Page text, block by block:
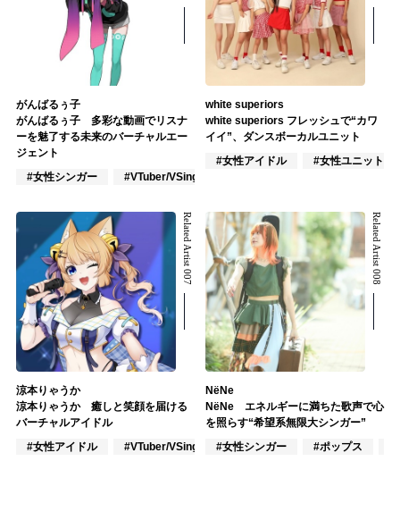
がんばるぅ子
がんばるぅ子 多彩な動画でリスナ
ーを魅了する未来のバーチャルエー
ジェント
#女性シンガー
#VTuber/VSinger
white superiors
white superiors フレッシュで“カワ
イイ”、ダンスボーカルユニット
#女性アイドル
#女性ユニット
Related Artist 007
涼本りゃうか
涼本りゃうか 癒しと笑顔を届ける
バーチャルアイドル
#女性アイドル
#VTuber/VSinger #ポップス
Related Artist 008
NёNe
NёNe エネルギーに満ちた歌声で心
を照らす“希望系無限大シンガー”
#女性シンガー
#ポップス